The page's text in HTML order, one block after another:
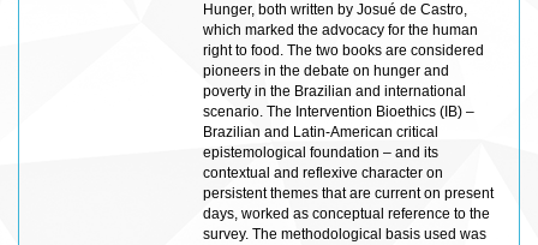
Hunger, both written by Josué de Castro,
which marked the advocacy for the human
right to food. The two books are considered
pioneers in the debate on hunger and
poverty in the Brazilian and international
scenario. The Intervention Bioethics (IB) –
Brazilian and Latin-American critical
epistemological foundation – and its
contextual and reflexive character on
persistent themes that are current on present
days, worked as conceptual reference to the
survey. The methodological basis used was